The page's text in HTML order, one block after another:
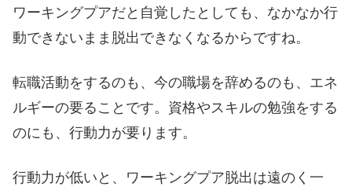
ワーキングプアだと自覚したとしても、なかなか行
動できないまま脱出できなくなるからですね。
転職活動をするのも、今の職場を辞めるのも、エネ
ルギーの要ることです。資格やスキルの勉強をする
のにも、行動力が要ります。
行動力が低いと、ワーキングプア脱出は遠のく一